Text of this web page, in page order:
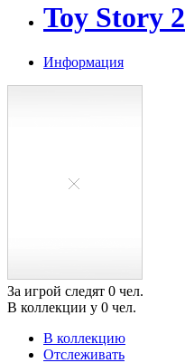
Toy Story 2
Информация
За игрой следят 0 чел.
В коллекции у 0 чел.
В коллекцию
Отслеживать